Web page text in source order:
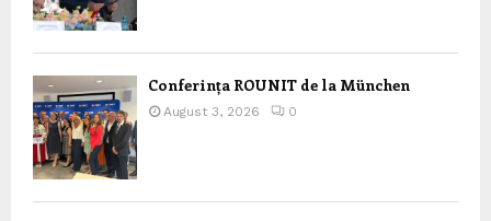
Conferința ROUNIT de la München
August 3, 2026 0